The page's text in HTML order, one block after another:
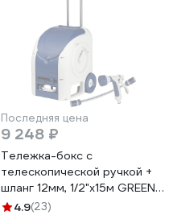
Последняя цена
9 248 ₽
Тележка-бокс с
телескопической ручкой +
шланг 12мм, 1/2"х15м GREEN
APPLE GWHC2-049
4.9(23)